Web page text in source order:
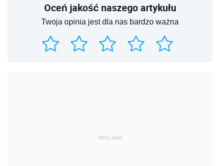
Oceń jakość naszego artykułu
Twoja opinia jest dla nas bardzo ważna
REKLAMA